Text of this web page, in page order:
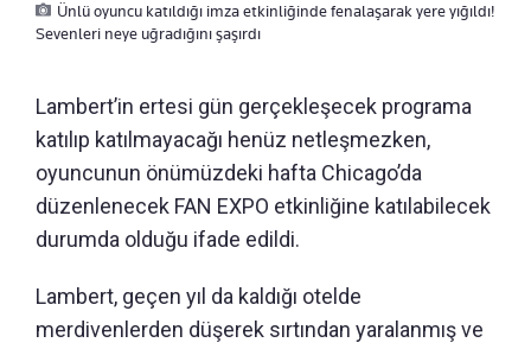
Ünlü oyuncu katıldığı imza etkinliğinde fenalaşarak yere yığıldı!
Sevenleri neye uğradığını şaşırdı
Lambert’in ertesi gün gerçekleşecek programa
katılıp katılmayacağı henüz netleşmezken,
oyuncunun önümüzdeki hafta Chicago’da
düzenlenecek FAN EXPO etkinliğine katılabilecek
durumda olduğu ifade edildi.
Lambert, geçen yıl da kaldığı otelde
merdivenlerden düşerek sırtından yaralanmış ve